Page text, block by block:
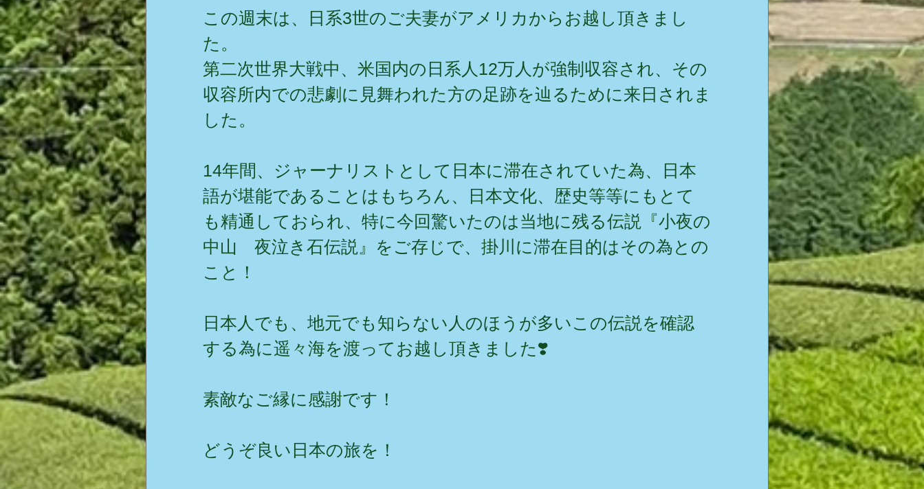
この週末は、日系3世のご夫妻がアメリカからお越し頂きまし
た。
第二次世界大戦中、米国内の日系人12万人が強制収容され、その
収容所内での悲劇に見舞われた方の足跡を辿るために来日されま
した。
14年間、ジャーナリストとして日本に滞在されていた為、日本
語が堪能であることはもちろん、日本文化、歴史等等にもとて
も精通しておられ、特に今回驚いたのは当地に残る伝説『小夜の
中山　夜泣き石伝説』をご存じで、掛川に滞在目的はその為との
こと！
日本人でも、地元でも知らない人のほうが多いこの伝説を確認
する為に遥々海を渡ってお越し頂きました❣️
素敵なご縁に感謝です！
どうぞ良い日本の旅を！